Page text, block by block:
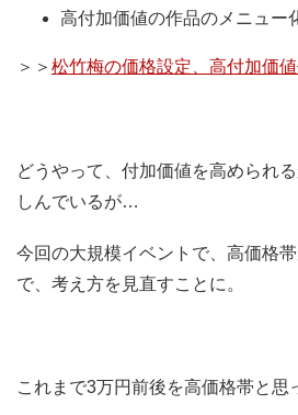
高付加価値の作品のメニュー
＞＞ 松竹梅の価格設定、高付加価
どうやって、付加価値を高められ
しんでいるが…
今回の大規模イベントで、高価格
で、考え方を見直すことに。
これまで3万円前後を高価格帯と思